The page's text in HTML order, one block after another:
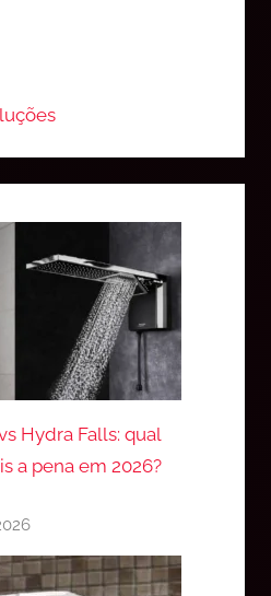
Hydra Falls: qual
a pena em 2026?